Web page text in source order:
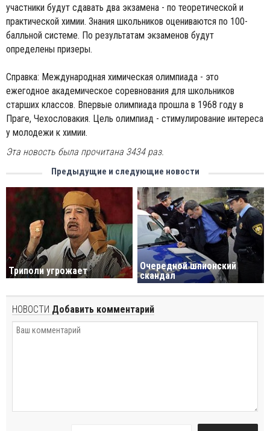
участники будут сдавать два экзамена - по теоретической и
практической химии. Знания школьников оцениваются по 100-
балльной системе. По результатам экзаменов будут
определены призеры.
Справка: Международная химическая олимпиада - это
ежегодное академическое соревнования для школьников
старших классов. Впервые олимпиада прошла в 1968 году в
Праге, Чехословакия. Цель олимпиад - стимулирование интереса
у молодежи к химии.
Эта новость была прочитана 3434 раз.
Предыдущие и следующие новости
Триполи угрожает
Очередной шпионский
скандал
НОВОСТИ Добавить комментарий